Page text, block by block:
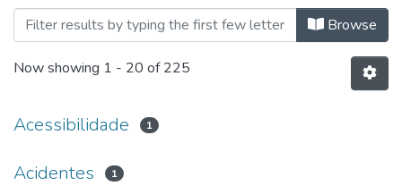
Browsing Pós-Graduação | Lato
Browse
Now showing 1 - 20 of 225
Acessibilidade 1
Acidentes 1